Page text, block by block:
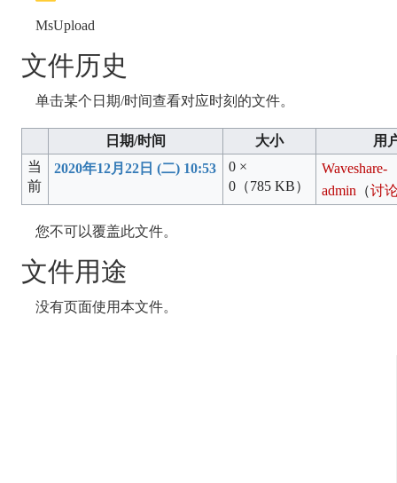
MsUpload
文件历史
单击某个日期/时间查看对应时刻的文件。
日期/时间 大小
用
当
前
2020年12月22日 (二) 10:53
0 ×
0 （785 KB）
Waveshare-
admin （讨
您不可以覆盖此文件。
文件用途
没有页面使用本文件。